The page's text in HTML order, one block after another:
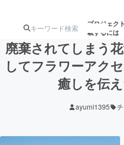
プロジェク
載するには
注目のリ 注目の新着プロ
ジェクト
廃棄されてしまう
してフラワーアク
癒しを伝
ayumi1395